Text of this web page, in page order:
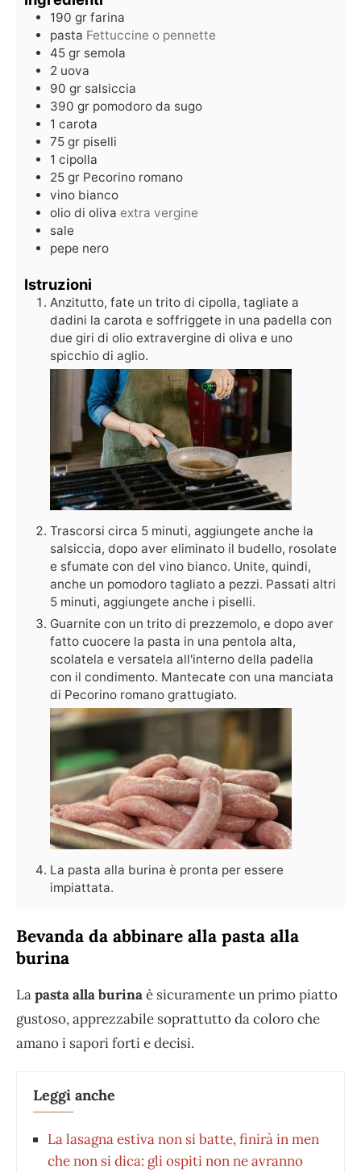
190 gr farina
pasta Fettuccine o pennette
45 gr semola
2 uova
90 gr salsiccia
390 gr pomodoro da sugo
1 carota
75 gr piselli
1 cipolla
25 gr Pecorino romano
vino bianco
olio di oliva extra vergine
sale
pepe nero
Istruzioni
Anzitutto, fate un trito di cipolla, tagliate a
dadini la carota e soffriggete in una padella con
due giri di olio extravergine di oliva e uno
spicchio di aglio.
Trascorsi circa 5 minuti, aggiungete anche la
salsiccia, dopo aver eliminato il budello, rosolate
e sfumate con del vino bianco. Unite, quindi,
anche un pomodoro tagliato a pezzi. Passati altri
5 minuti, aggiungete anche i piselli.
Guarnite con un trito di prezzemolo, e dopo aver
fatto cuocere la pasta in una pentola alta,
scolatela e versatela all'interno della padella
con il condimento. Mantecate con una manciata
di Pecorino romano grattugiato.
La pasta alla burina è pronta per essere
impiattata.
Bevanda da abbinare alla pasta alla
burina
Lapasta alla burinaè sicuramente un primo piatto
gustoso, apprezzabile soprattutto da coloro che
amano i sapori forti e decisi.
Leggi anche
La lasagna estiva non si batte, finirà in men
che non si dica: gli ospiti non ne avranno